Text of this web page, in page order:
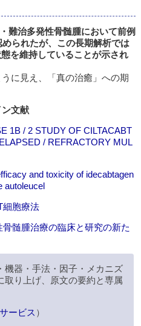
難治多発性骨髄腫において前例
られたが、この長期解析では
を維持していることが示され
に見え、「真の治癒」への期
文献
1B / 2 STUDY OF CILTACABT
/ REFRACTORY MUL
and toxicity of idecabtagen
autoleucel
細胞療法
髄腫治療の臨床と研究の新た
機器・手法・因子・メカニズ
取り上げ、原文の要約と専属
ービス ）